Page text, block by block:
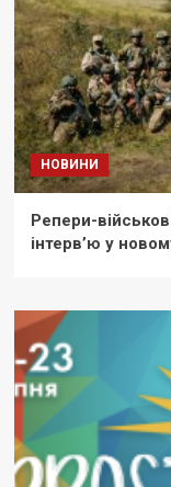
НОВИНИ
Репери-
інтерв’ю у